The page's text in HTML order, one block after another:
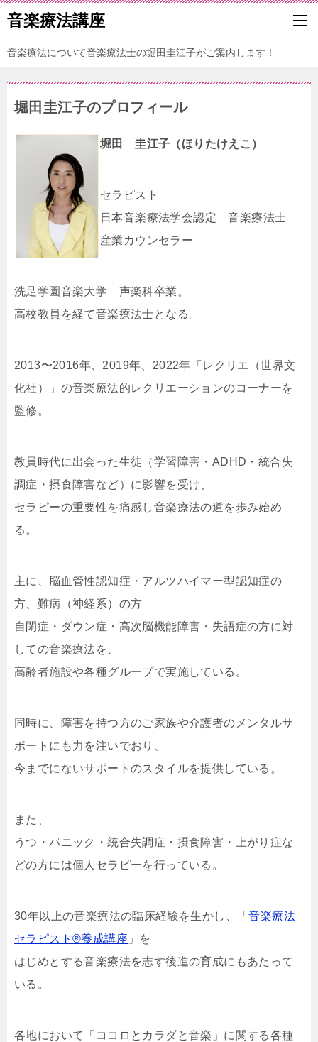
音楽療法講座
音楽療法について音楽療法士の堀田圭江子がご案内します！
堀田圭江子のプロフィール
堀田 圭江子（ほりたけえこ）
セラピスト
日本音楽療法学会認定 音楽療法士
産業カウンセラー
洗足学園音楽大学 声楽科卒業。
高校教員を経て音楽療法士となる。
2013〜2016年、2019年、2022年「レクリエ（世界文
化社）」の音楽療法的レクリエーションのコーナーを
監修。
教員時代に出会った生徒（学習障害・ADHD・統合失
調症・摂食障害など）に影響を受け、
セラピーの重要性を痛感し音楽療法の道を歩み始め
る。
主に、脳血管性認知症・アルツハイマー型認知症の
方、難病（神経系）の方
自閉症・ダウン症・高次脳機能障害・失語症の方に対
しての音楽療法を、
高齢者施設や各種グループで実施している。
同時に、障害を持つ方のご家族や介護者のメンタルサ
ポートにも力を注いでおり、
今までにないサポートのスタイルを提供している。
また、
うつ・パニック・統合失調症・摂食障害・上がり症な
どの方には個人セラピーを行っている。
30年以上の音楽療法の臨床経験を生かし、「音楽療法
セラピスト®養成講座 」を
はじめとする音楽療法を志す後進の育成にもあたって
いる。
各地において「ココロとカラダと音楽」に関する各種